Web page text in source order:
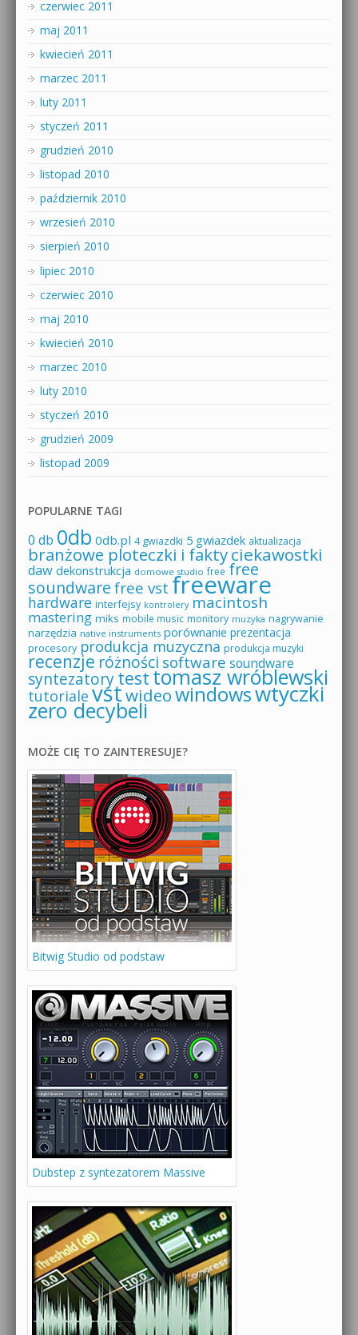
czerwiec 2011
maj 2011
kwiecień 2011
marzec 2011
luty 2011
styczeń 2011
grudzień 2010
listopad 2010
październik 2010
wrzesień 2010
sierpień 2010
lipiec 2010
czerwiec 2010
maj 2010
kwiecień 2010
marzec 2010
luty 2010
styczeń 2010
grudzień 2009
listopad 2009
POPULARNE TAGI
0 db 0db 0db.pl 4 gwiazdki 5 gwiazdek aktualizacja
branżowe ploteczki i faktyciekawostki
daw dekonstrukcja domowe studio free free
soundware free vst freeware
hardware interfejsy kontrolery macintosh
mastering miks mobile music monitory muzyka nagrywanie
narzędzia native instruments porównanie prezentacja
procesory produkcja muzyczna produkcja muzyki
recenzje różności software soundware
syntezatorytesttomasz wróblewski
tutoriale vstwideowindowswtyczki
zero decybeli
MOŻE CIĘ TO ZAINTERESUJE?
Bitwig Studio od podstaw
Dubstep z syntezatorem Massive